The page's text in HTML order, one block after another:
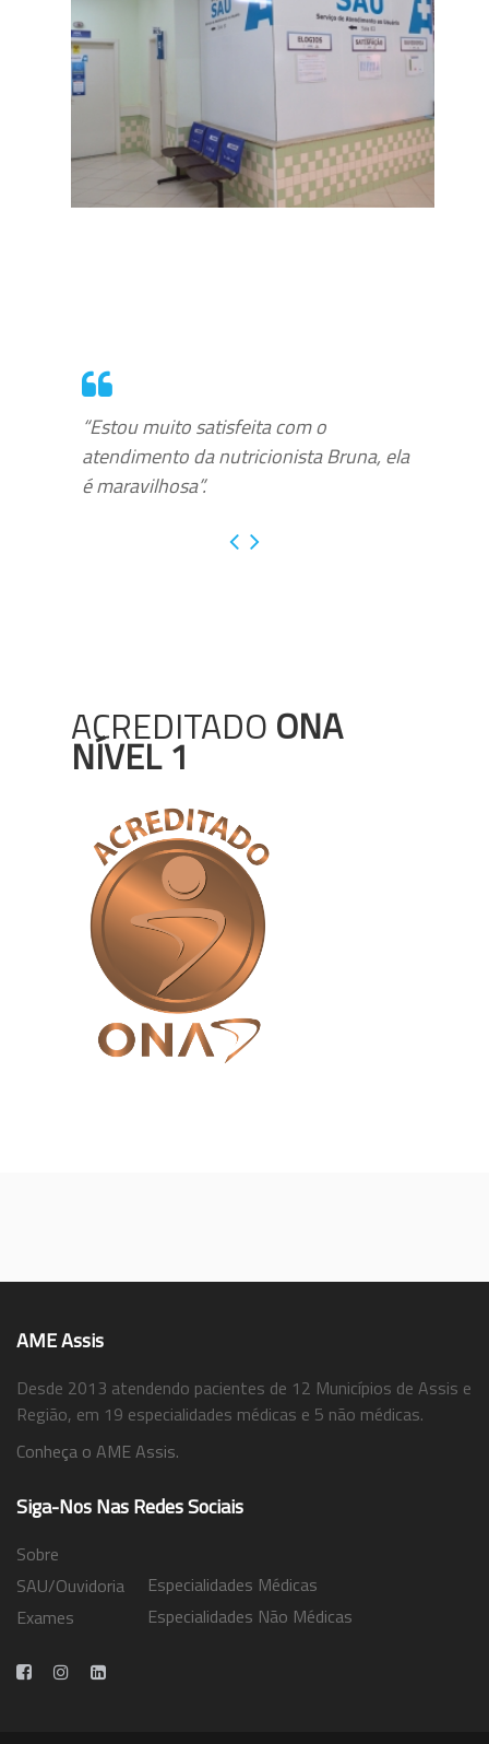
“Estou muito satisfeita com o
atendimento da nutricionista Bruna, ela
é maravilhosa”.
ACREDITADO ONA
NÍVEL 1
AME Assis
Desde 2013 atendendo pacientes de 12 Municípios de Assis e
Região, em 19 especialidades médicas e 5 não médicas.
Conheça o AME Assis.
Siga-Nos Nas Redes Sociais
Sobre
SAU/Ouvidoria
Exames
Especialidades Médicas
Especialidades Não Médicas